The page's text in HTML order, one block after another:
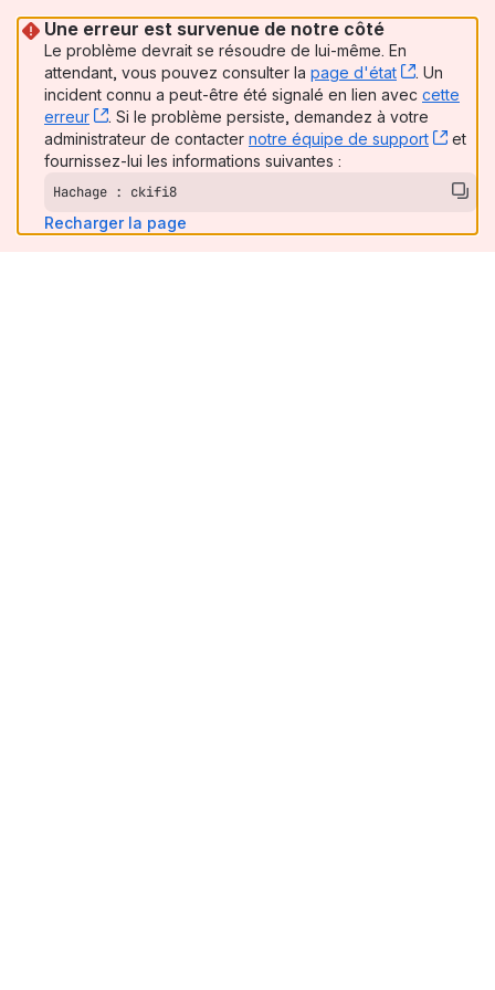
Une erreur est survenue de notre côté
Le problème devrait se résoudre de lui-même. En
attendant, vous pouvez consulter la page d'état , (opens
. Un
incident connu a peut-être été signalé en lien avec cette
erreur
, (opens new window)
. Si le problème persiste, demandez à votre
administrateur de contacter notre équipe de support ,
et
fournissez-lui les informations suivantes :
Hachage : ckifi8
Recharger la page